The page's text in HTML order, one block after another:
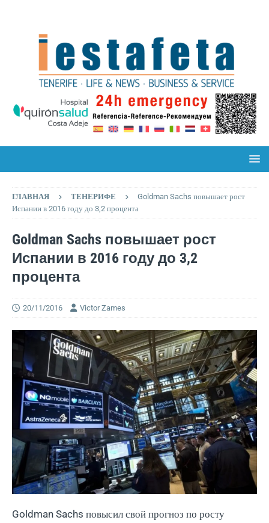
ГЛАВНАЯ ТЕНЕРИФЕ
Goldman Sachs повышает рост
Испании в 2016 году до 3,2 процента
Goldman Sachs повышает рост
Испании в 2016 году до 3,2
процента
20/11/2016 Victor Zames
Goldman Sachs повысил свой прогноз по росту